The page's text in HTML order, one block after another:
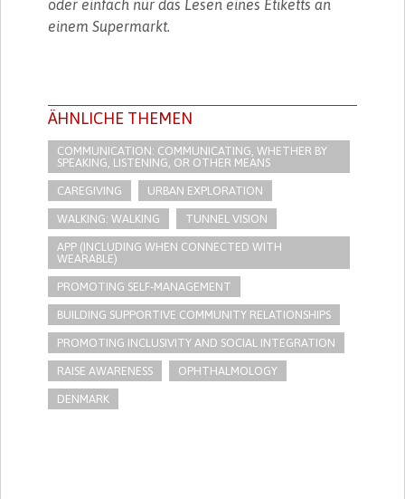
oder einfach nur das Lesen eines Etiketts an
einem Supermarkt.
ÄHNLICHE THEMEN
COMMUNICATION: COMMUNICATING, WHETHER BY
SPEAKING, LISTENING, OR OTHER MEANS
CAREGIVING URBAN EXPLORATION
WALKING: WALKING TUNNEL VISION
APP (INCLUDING WHEN CONNECTED WITH
WEARABLE)
PROMOTING SELF-MANAGEMENT
BUILDING SUPPORTIVE COMMUNITY RELATIONSHIPS
PROMOTING INCLUSIVITY AND SOCIAL INTEGRATION
RAISE AWARENESS OPHTHALMOLOGY
DENMARK